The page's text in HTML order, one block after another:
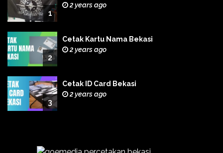
1
2 years ago
2
Cetak Kartu Nama Bekasi
2 years ago
3
Cetak ID Card Bekasi
2 years ago